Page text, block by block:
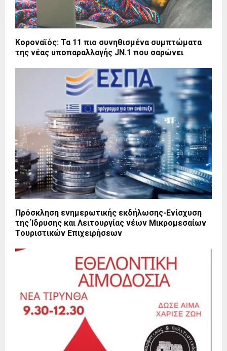
Κοροναϊός: Τα 11 πιο συνηθισμένα συμπτώματα
της νέας υποπαραλλαγής JN.1 που σαρώνει
Πρόσκληση ενημερωτικής εκδήλωσης-Ενίσχυση
της Ίδρυσης και Λειτουργίας νέων Μικρομεσαίων
Τουριστικών Επιχειρήσεων